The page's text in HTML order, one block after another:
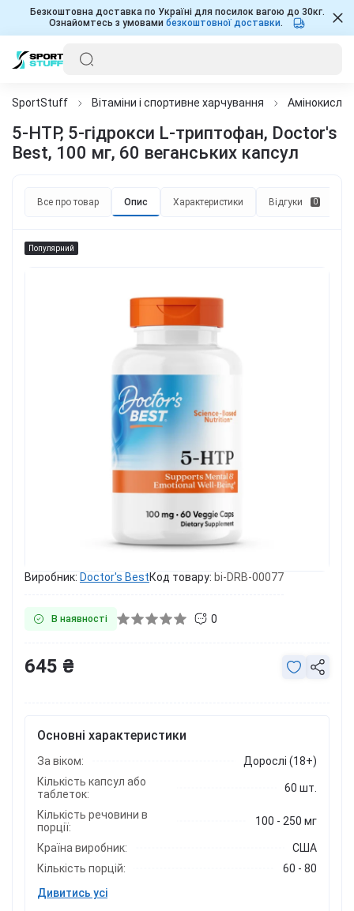
Безкоштовна доставка по Україні для посилок вагою до 30кг.
Ознайомтесь з умовами безкоштовної доставки.
SportStuff Вітаміни і спортивне харчування
5-HTP, 5-гідрокси L-триптофан, Doctor's
Best, 100 мг, 60 веганських капсул
Все про товар Опис Характеристики Відгуки 0
Популярний
Виробник: Doctor's BestКод товару: bi-DRB-00077
В наявності 0
Основні характеристики
За віком:
Дорослі (18+)
Кількість капсул або
таблеток:
60 шт.
Кількість речовини в
порції:
100 - 250 мг
Країна виробник:
США
Кількість порцій:
60 - 80
Дивитись усі
645 ₴